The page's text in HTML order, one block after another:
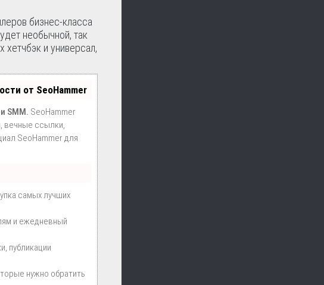
бизнес-класса
необычной, так
хетчбэк и универсал,
от SeoHammer
SMM. SeoHammer
вечные ссылки,
SeoHammer для
самых лучших
и ежедневный
публикации
нужно обратить